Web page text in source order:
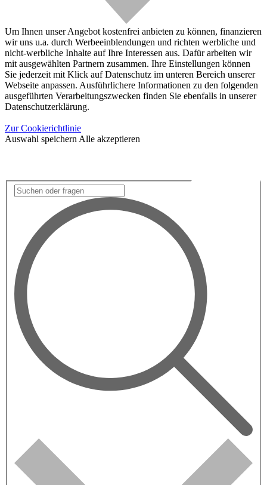
Um Ihnen unser Angebot kostenfrei anbieten zu können, finanzieren
wir uns u.a. durch Werbeeinblendungen und richten werbliche und
nicht-werbliche Inhalte auf Ihre Interessen aus. Dafür arbeiten wir
mit ausgewählten Partnern zusammen. Ihre Einstellungen können
Sie jederzeit mit Klick auf Datenschutz im unteren Bereich unserer
Webseite anpassen. Ausführlichere Informationen zu den folgenden
ausgeführten Verarbeitungszwecken finden Sie ebenfalls in unserer
Datenschutzerklärung.
Zur Cookierichtlinie
Auswahl speichern Alle akzeptieren